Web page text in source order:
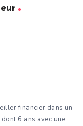
financier dans un
6 ans avec une